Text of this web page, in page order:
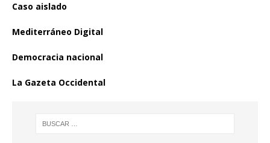
Caso aislado
Mediterráneo Digital
Democracia nacional
La Gazeta Occidental